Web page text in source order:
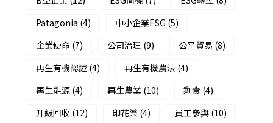
Patagonia (4) 中小企業ESG (5)
企業使命 (7) 公司治理 (9) 公平貿易 (8)
再生有機認證 (4) 再生有機農法 (4)
再生能源 (4) 再生農業 (10) 剩食 (4)
升級回收 (12) 印花樂 (4) 員工參與 (10)